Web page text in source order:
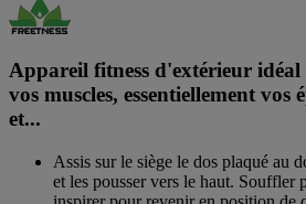
Appareil fitness d'extérieur
vos muscles, essentiellement vos
et...
Assis sur le siège le dos plaqué au
et les pousser vers le haut. Souffler